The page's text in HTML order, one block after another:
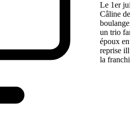
Le 1er
Câline de
un trio
époux
reprise
la